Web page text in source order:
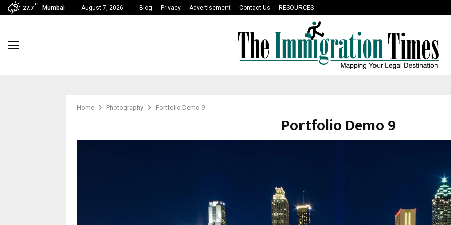
27.7
C
Mumbai August 7, 2026 Blog Privacy Advertisement Contact Us RESOURCES
Home Photography Portfolio Demo 9
Portfolio Demo 9